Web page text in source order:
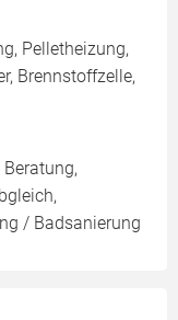
Pelletheizung,
Brennstoffzelle,
/ Badsanierung